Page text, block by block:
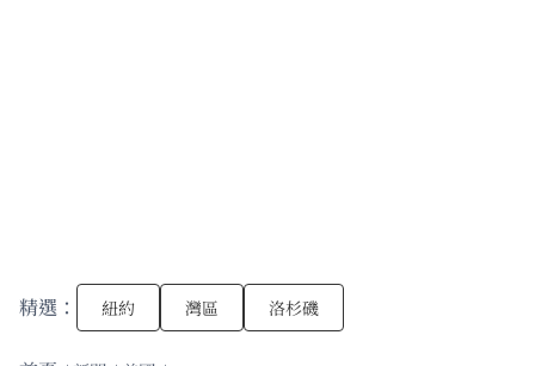
精選： 紐約 灣區 洛杉磯